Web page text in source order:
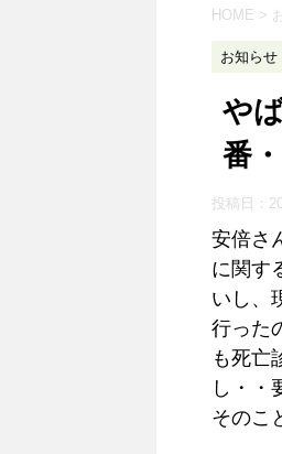
HOME >
お知らせ
や
番
投稿日：
安倍さ
に関す
いし、
行った
も死亡
し・・
そのこ